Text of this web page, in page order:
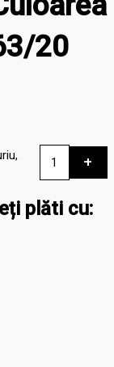
20
+
plăti cu: